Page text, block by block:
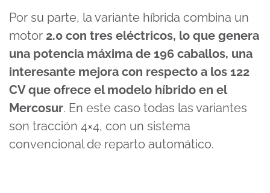
Por su parte, la variante híbrida combina un
motor 2.0 con tres eléctricos, lo que genera
una potencia máxima de 196 caballos, una
interesante mejora con respecto a los 122
CV que ofrece el modelo híbrido en el
Mercosur. En este caso todas las variantes
son tracción 4×4, con un sistema
convencional de reparto automático.